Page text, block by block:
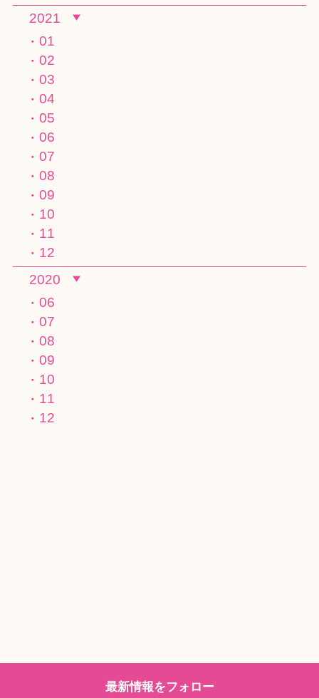
2021
01
02
03
04
05
06
07
08
09
10
11
12
2020
06
07
08
09
10
11
12
最新情報をフォロー